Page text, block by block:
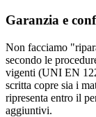
Garanzia e
Non facciamo
secondo le
vigenti (UNI EN
scritta copre sia i
ripresenta entro il
aggiuntivi.